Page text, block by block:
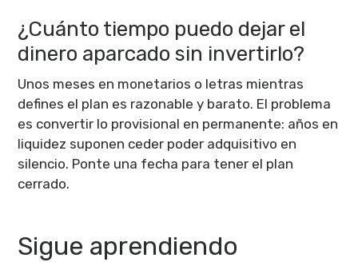
¿Cuánto tiempo puedo dejar el
dinero aparcado sin invertirlo?
Unos meses en monetarios o letras mientras
defines el plan es razonable y barato. El problema
es convertir lo provisional en permanente: años en
liquidez suponen ceder poder adquisitivo en
silencio. Ponte una fecha para tener el plan
cerrado.
Sigue aprendiendo